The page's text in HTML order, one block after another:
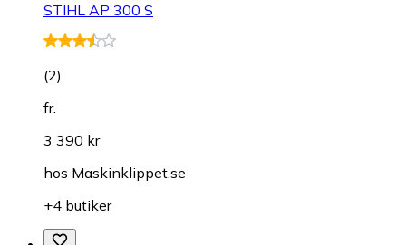
STIHL AP 300 S
(2)
fr.
3 390 kr
hos Maskinklippet.se
+4 butiker